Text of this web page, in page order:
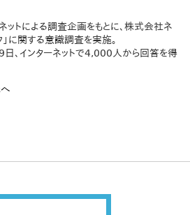
トによる調査企画をもとに、株式会社ネ
」に関する意識調査を実施。
、インターネットで4,000人から回答を得